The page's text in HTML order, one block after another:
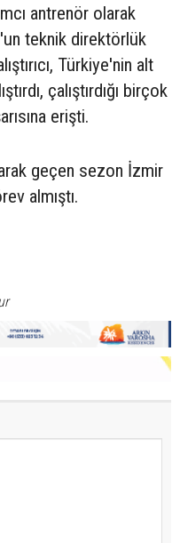
antrenör olarak
teknik direktörlük
Türkiye'nin alt
çalıştırdığı birçok
erişti.
geçen sezon İzmir
almıştı.